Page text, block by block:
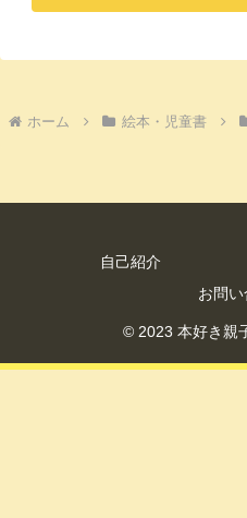
ホーム 絵本・児童書
自己紹介
お問
© 2023 本好き親